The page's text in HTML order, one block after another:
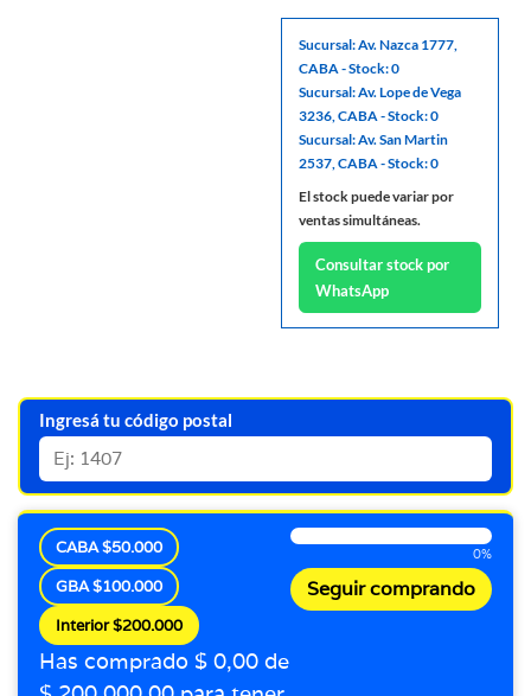
Sucursal: Av. Nazca 1777,
CABA - Stock: 0
Sucursal: Av. Lope de Vega
3236, CABA - Stock: 0
Sucursal: Av. San Martin
2537, CABA - Stock: 0
El stock puede variar por
ventas simultáneas.
Consultar stock por
WhatsApp
Ingresá tu código postal
CABA $50.000
GBA $100.000
Interior $200.000
Has comprado $ 0,00 de
0%
Seguir comprando